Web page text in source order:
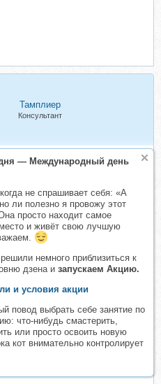
— Международный день
не спрашивает себя: «А
ли полезно я провожу этот
просто находит самое
и живёт свою лучшую
немного приблизиться к
дзена и запускаем Акцию.
и условия акции
повод выбрать себе занятие по
что-нибудь смастерить,
или просто освоить новую
кот внимательно контролирует
Тамплиер
Консультант
услугами
в